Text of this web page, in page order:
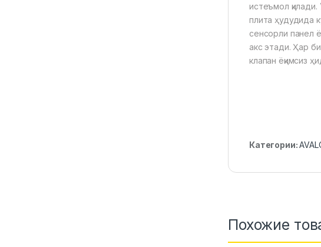
истеъмол
плита ҳудудида
сенсорли панел
акс этади. Ҳар
клапан ёқимсиз
Категории:
Похожие